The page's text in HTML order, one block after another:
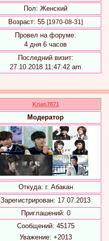
Пол: Женский
Возраст: 55 [1970-08-31]
Провел на форуме:
4 дня 6 часов
Последний визит:
27.10.2018 11:47:42 am
Krian7871
Модератор
Откуда: г. Абакан
Зарегистрирован: 17.07.2013
Приглашений: 0
Сообщений: 45175
Уважение: +2013